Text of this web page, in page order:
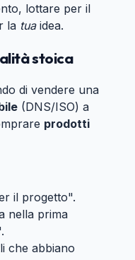
lottare per il
la tuaidea.
stoica
di vendere una
(DNS/ISO) a
prodotti
il progetto".
nella prima
che abbiano